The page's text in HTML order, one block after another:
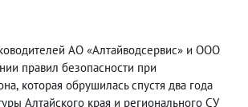
АО «Алтайводсервис» и ООО
правил безопасности при
, которая обрушилась спустя два года
Алтайского края и регионального СУ